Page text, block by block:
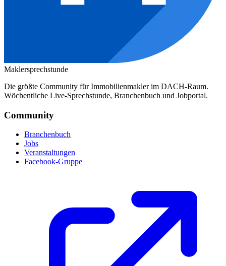
Maklersprechstunde
Die größte Community für Immobilienmakler im DACH-Raum.
Wöchentliche Live-Sprechstunde, Branchenbuch und Jobportal.
Community
Branchenbuch
Jobs
Veranstaltungen
Facebook-Gruppe